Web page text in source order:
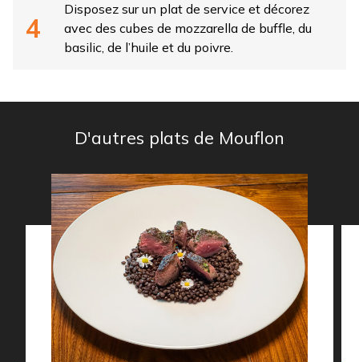
Disposez sur un plat de service et décorez
avec des cubes de mozzarella de buffle, du
basilic, de l’huile et du poivre.
D'autres plats de Mouflon